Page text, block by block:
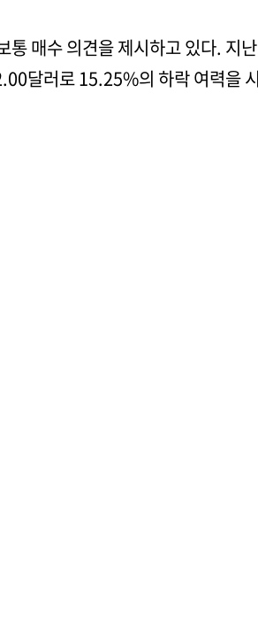
매수 의견을 제시하고 있다. 지
달러로 15.25%의 하락 여력을